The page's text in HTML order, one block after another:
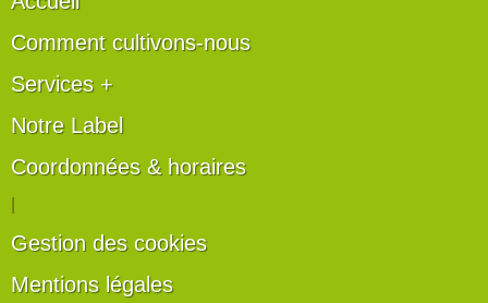
Comment cultivons-nous
Services +
Notre Label
Coordonnées & horaires
Gestion des cookies
Mentions légales